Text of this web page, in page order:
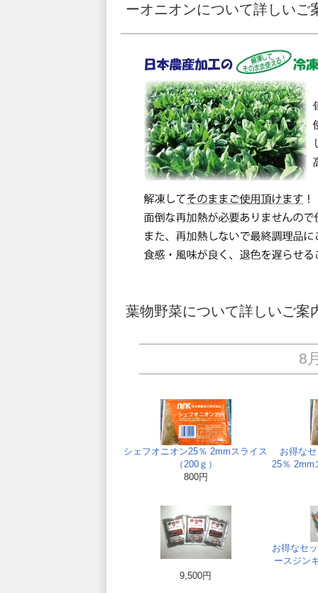
ーオニオンについて詳しいご
葉物野菜について詳しいご案
8
シェフオニオン25％ 2mmスライス
（200ｇ）
800円
お得な
25％ 2mm
9,500円
お得なセ
ースジン